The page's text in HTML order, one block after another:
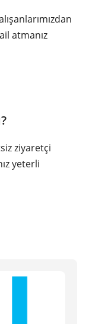
atmanız
ziyaretçi
yeterli